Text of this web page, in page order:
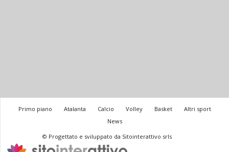
Primo piano Atalanta Calcio Volley Basket
Altri sport
News
© Progettato e sviluppato da Sitointerattivo srls